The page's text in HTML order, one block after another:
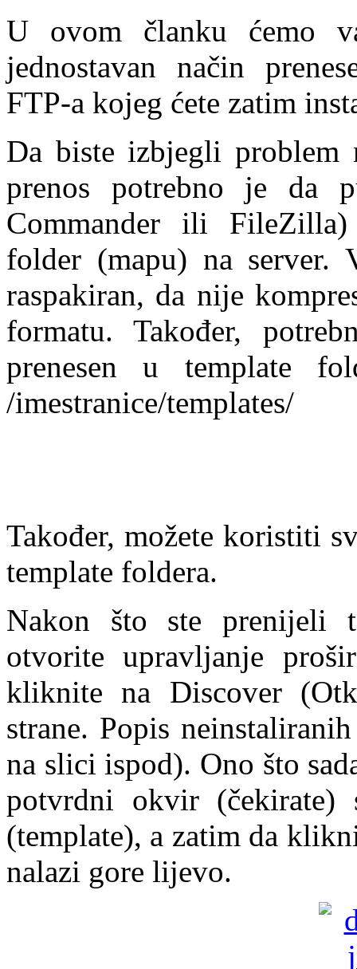
U ovom članku ćemo
jednostavan način
FTP-a kojeg ćete zatim
Da biste izbjegli problem
prenos potrebno je da
Commander ili FileZilla)
folder (mapu) na server.
raspakiran, da nije
formatu. Također,
prenesen u template
/imestranice/templates/
Također, možete koristiti
template foldera.
Nakon što ste prenijeli
otvorite upravljanje
kliknite na Discover
strane. Popis
na slici ispod). Ono što
potvrdni okvir (čekirate)
(template), a zatim da
nalazi gore lijevo.